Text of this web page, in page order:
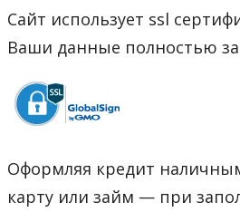
Сайт использует ssl
Ваши данные полностью
Оформляя кредит
карту или займ — при